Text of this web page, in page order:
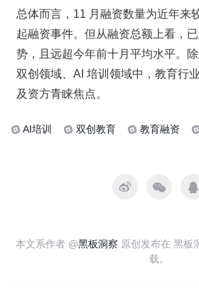
总体而言，11 月融资数量为近年来
起融资事件。但从融资总额上看，
势，且远超今年前十月平均水平。
双创领域、AI 培训领域中，教育行
及资方青睐焦点。
AI培训 双创教育 教育融资
本文系作者 @黑板洞察 原创发布在 黑板
载。